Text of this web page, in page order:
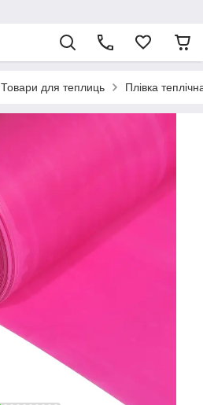
Товари для теплиць Плівка